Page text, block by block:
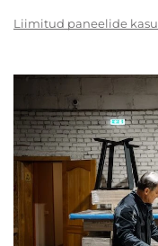
Liimitud paneelide